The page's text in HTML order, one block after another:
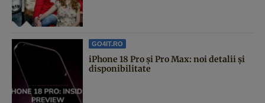
GO4IT.RO
iPhone 18 Pro și Pro Max: noi detalii și
disponibilitate